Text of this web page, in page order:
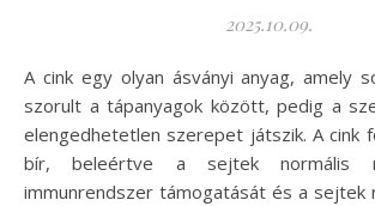
2025.10.09.
A cink egy olyan ásványi anyag, amely sokáig a háttérbe
szorult a tápanyagok között, pedig a
elengedhetetlen szerepet játszik. A cink
bír, beleértve a sejtek normális
immunrendszer támogatását és a sejtek